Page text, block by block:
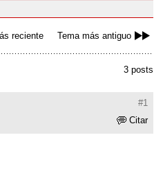
reciente Tema más antiguo
3 posts
#1
Citar